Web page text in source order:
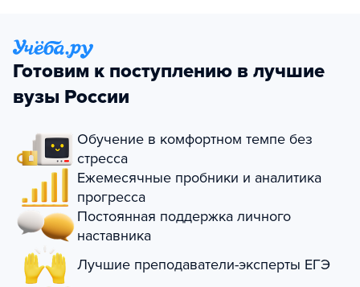
Готовим к поступлению в лучшие
вузы России
Обучение в комфортном темпе без
стресса
Ежемесячные пробники и аналитика
прогресса
Постоянная поддержка личного
наставника
Лучшие преподаватели-эксперты ЕГЭ